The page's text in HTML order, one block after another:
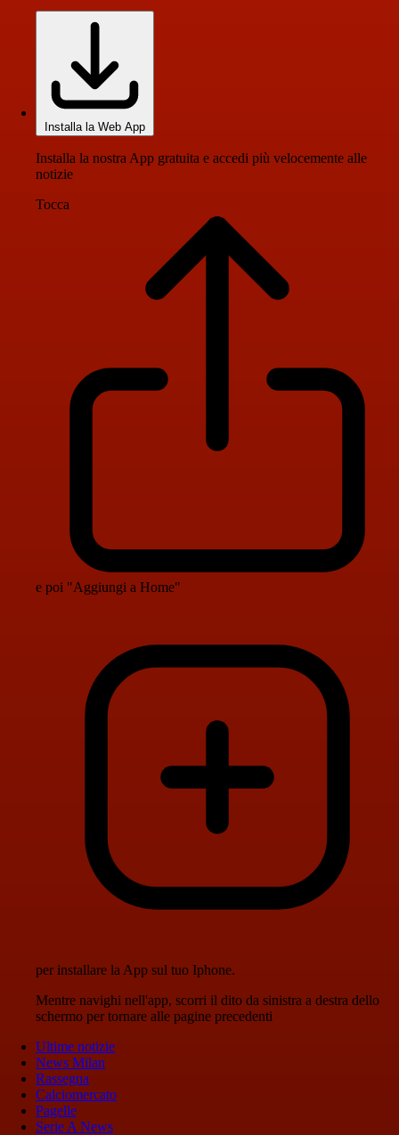
Installa la Web App
Installa la nostra App gratuita e accedi più velocemente alle
notizie
Tocca
e poi "Aggiungi a Home"
per installare la App sul tuo Iphone.
Mentre navighi nell'app, scorri il dito da sinistra a destra dello
schermo per tornare alle pagine precedenti
Ultime notizie
News Milan
Rassegna
Calciomercato
Pagelle
Serie A News